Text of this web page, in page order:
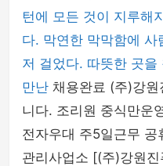
턴에 모든 것이 지루해
다. 막연한 막막함에
저 걸었다. 따뜻한 곳
만난 채용완료 (주)강
니다. 조리원 중식만운
전자우대 주5일근무
관리사업소 [(주)강